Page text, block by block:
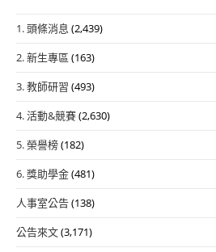
1. 頭條消息 (2,439)
2. 新生專區 (163)
3. 教師研習 (493)
4. 活動&競賽(2,630)
5. 榮譽榜(182)
6. 獎助學金(481)
人事室公告(138)
公告來文(3,171)